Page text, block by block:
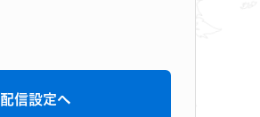
配信設定へ